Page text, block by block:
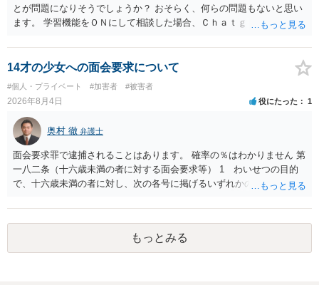
とが問題になりそうでしょうか？ おそらく、何らの問題もないと思い
ます。 学習機能をＯＮにして相談した場合、Ｃｈａｔｇｐｔがｏｐｅ
する可能性がありますが、個人名や会社名を特定していない限り、一
般論として抽象化されて回答に織り込まれる可能性が生じるにすぎま
せんので、その情報自体が、秘密情報に当たるとは思えませんし、名
誉棄損として、個人や会社に対する誹謗中傷の不特定多数への公開に
当たるとも思われません。 もちろん、誰がその内容をｃｈａｔｇｐｔ
に入力したかも第三者にしられることはないので、個人や会社の特定
をせずに書き込んだことで（おそらく特定して書き込んだとして
も）、相談者さんが刑事民事の責任に問われることはないでしょう。
私見ながらご参考まで。
14才の少女への面会要求について
#個人・プライベート #加害者 #被害者
2026年8月4日 役にたった 1
奥村 徹 弁護士
面会要求罪で逮捕されることはあります。 確率の％はわかりません 第
一八二条（十六歳未満の者に対する面会要求等） 1 わいせつの目的
で、十六歳未満の者に対し、次の各号に掲げるいずれかの行為をした
が生まれた日より五年以上前の日に生まれた者に限る。）は、一年以
下の拘禁刑又は五十万円以下の罰金に処する。 一 威迫し、偽計を用
い又は誘惑して面会を要求すること。 二 拒まれたにもかかわらず、
反復して面会を要求すること。 三 金銭その他の利益を供与し、又は
もっとみる